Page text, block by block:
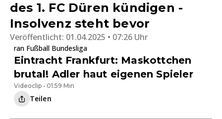
des 1. FC Düren kündigen -
Insolvenz steht bevor
Veröffentlicht: 01.04.2025 • 07:26 Uhr
ran Fußball Bundesliga
Eintracht Frankfurt: Maskottchen
brutal! Adler haut eigenen Spieler
Videoclip • 01:59 Min
Teilen